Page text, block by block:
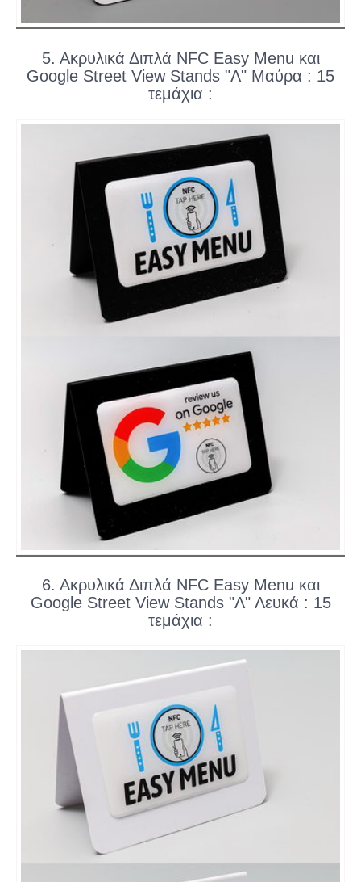
5. Ακρυλικά Διπλά NFC Easy Menu και
Google Street View Stands "Λ" Μαύρα : 15
τεμάχια :
6. Ακρυλικά Διπλά NFC Easy Menu και
Google Street View Stands "Λ" Λευκά : 15
τεμάχια :